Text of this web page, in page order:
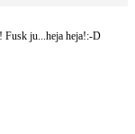
Fusk ju...heja heja!:-D